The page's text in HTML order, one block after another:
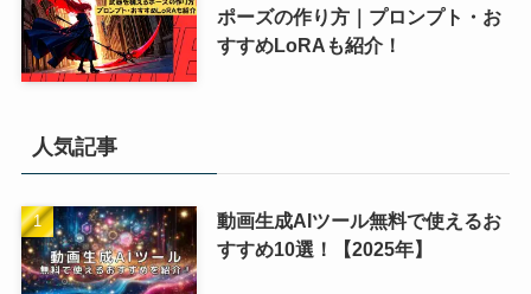
ポーズの作り方｜プロンプト・お
すすめLoRAも紹介！
人気記事
動画生成AIツール無料で使えるお
すすめ10選！【2025年】